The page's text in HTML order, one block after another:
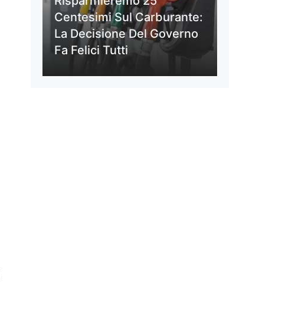
Centesimi Sul Carburante:
La Decisione Del Governo
Fa Felici Tutti